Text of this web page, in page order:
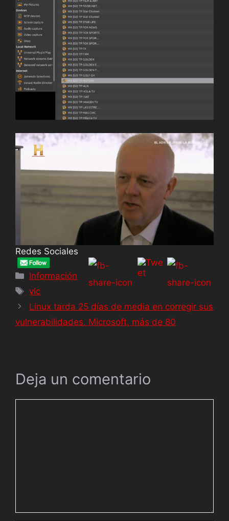
Redes Sociales
Información
vlc
Linux tarda 25 días de media en corregir sus
vulnerabilidades. Microsoft, más de 80
Deja un comentario